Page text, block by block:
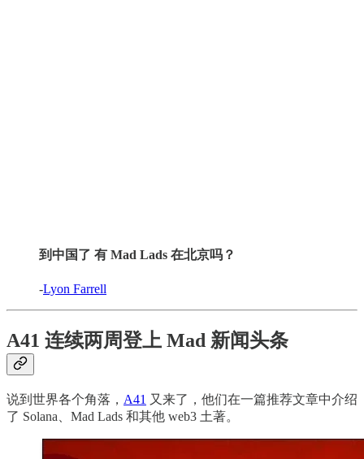
到中国了 有 Mad Lads 在北京吗？
-Lyon Farrell
A41 连续两周登上 Mad 新闻头条
说到世界各个角落， A41 又来了，他们在一篇推荐文章中介绍
了 Solana、Mad Lads 和其他 web3 土著。